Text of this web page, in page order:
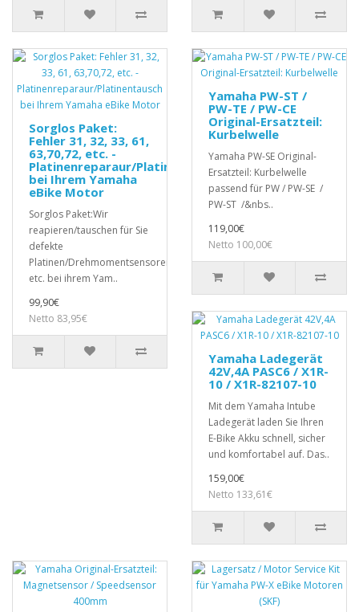
Sorglos Paket:
Fehler 31, 32, 33, 61,
63,70,72, etc. -
Platinenreparaur/Platinentausch
bei Ihrem Yamaha
eBike Motor
Sorglos Paket:Wir
reapieren/tauschen für Sie
defekte
Platinen/Drehmomentsensoren,
etc. bei ihrem Yam..
99,90€
Netto 83,95€
Yamaha PW-ST /
PW-TE / PW-CE
Original-Ersatzteil:
Kurbelwelle
Yamaha PW-SE Original-
Ersatzteil: Kurbelwelle
passend für PW / PW-SE /
PW-ST /&nbs..
119,00€
Netto 100,00€
Yamaha Ladegerät
42V,4A PASC6 / X1R-
10 / X1R-82107-10
Mit dem Yamaha Intube
Ladegerät laden Sie Ihren
E-Bike Akku schnell, sicher
und komfortabel auf. Das..
159,00€
Netto 133,61€